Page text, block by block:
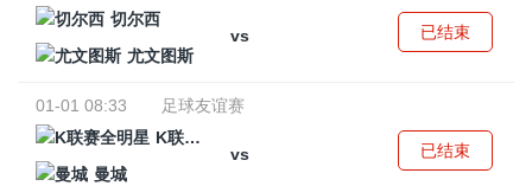
切尔西
vs
尤文图斯
已结束
01-01 08:33
足球友谊赛
K联赛全明星
vs
曼城
已结束